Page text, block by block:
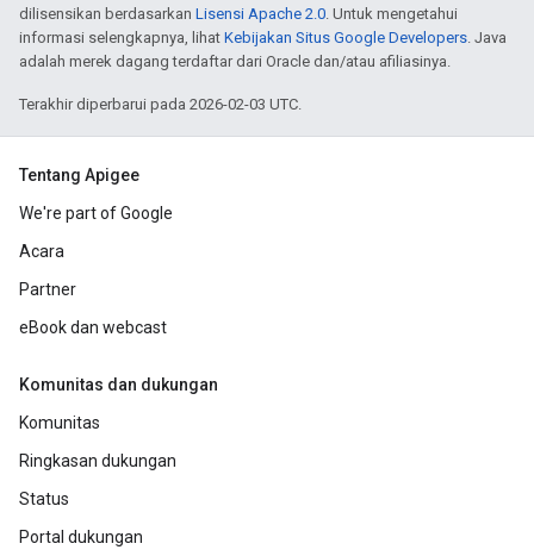
dilisensikan berdasarkan Lisensi Apache 2.0. Untuk mengetahui
informasi selengkapnya, lihat Kebijakan Situs Google Developers. Java
adalah merek dagang terdaftar dari Oracle dan/atau afiliasinya.
Terakhir diperbarui pada 2026-02-03 UTC.
Tentang Apigee
We're part of Google
Acara
Partner
eBook dan webcast
Komunitas dan dukungan
Komunitas
Ringkasan dukungan
Status
Portal dukungan